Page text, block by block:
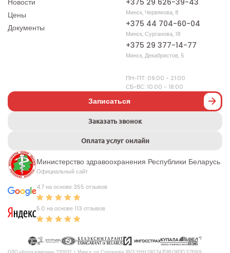
Цены
Документы
Минск, Червякова, 8
+375 44 704-60-04
Минск, Сурганова, 18
+375 29 377-14-77
Минск, Декабристов, 5
ПН-ПТ: 09:00 - 21:00
СБ-ВС: 10:00 - 18:00
Записаться
Заказать звонок
Оплата услуг онлайн
Министерство здравоохранения Республики Беларусь
Официальный сайт
4.7 на основе 355 отзывов
5.0 на основе 113 отзывов